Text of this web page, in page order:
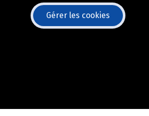
Gérer les cookies